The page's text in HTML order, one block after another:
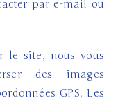
par e-mail ou
le site, nous vous
des images
GPS. Les